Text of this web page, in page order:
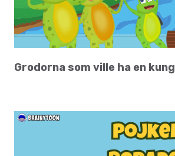
Grodorna som ville ha en kung